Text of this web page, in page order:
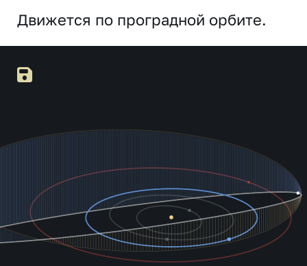
Движется по проградной орбите.